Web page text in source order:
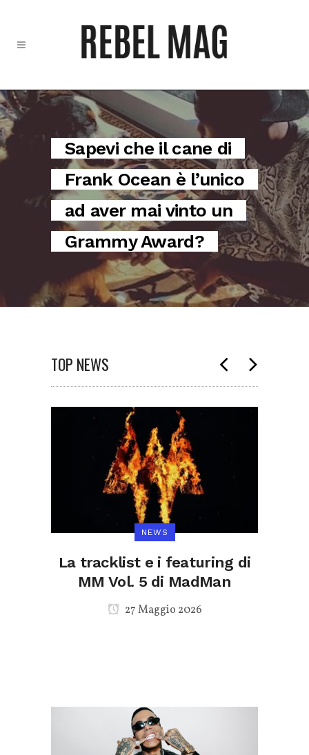
Sapevi che il cane di
Frank Ocean è l’unico
ad aver mai vinto un
Grammy Award?
TOP NEWS
NEWS
La tracklist e i featuring di
MM Vol. 5 di MadMan
27 Maggio 2026